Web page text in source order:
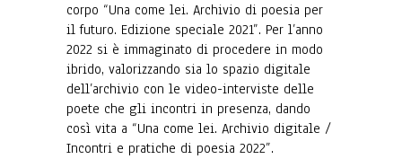
corpo “Una come lei. Archivio di poesia per
il futuro. Edizione speciale 2021”. Per l’anno
2022 si è immaginato di procedere in modo
ibrido, valorizzando sia lo spazio digitale
dell’archivio con le video-interviste delle
poete che gli incontri in presenza, dando
così vita a “Una come lei. Archivio digitale /
Incontri e pratiche di poesia 2022”.